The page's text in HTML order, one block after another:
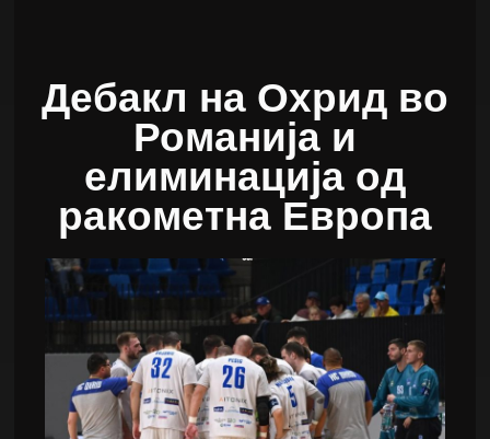
Дебакл на Охрид во
Романија и
елиминација од
ракометна Европа